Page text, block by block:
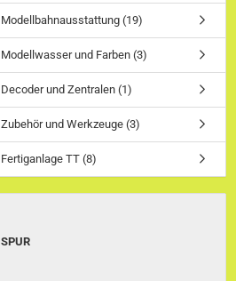
Modellbahnausstattung (19)
Modellwasser und Farben (3)
Decoder und Zentralen (1)
Zubehör und Werkzeuge (3)
Fertiganlage TT (8)
SPUR
SPUR